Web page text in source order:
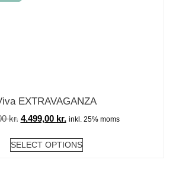
EXTRAVAGANZA
kr. 4.499,00 kr. inkl. 25% moms
SELECT OPTIONS